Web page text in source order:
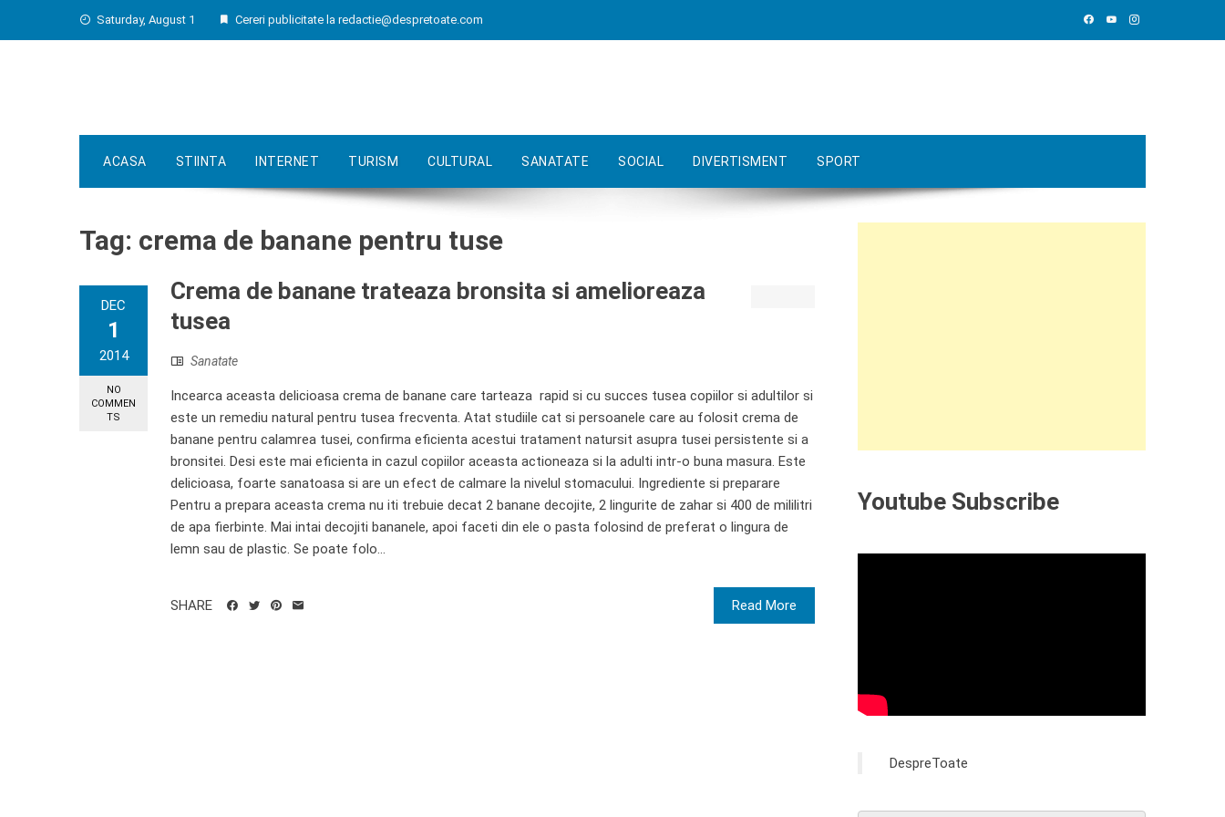
Saturday, August 1 Cereri publicitate la redactie@despretoate.com
ACASA STIINTA INTERNET TURISM CULTURAL SANATATE SOCIAL DIVERTISMENT SPORT
Tag: crema de banane pentru tuse
DEC
1
2014
NO
COMMEN
TS
Crema de banane trateaza bronsita si amelioreaza
tusea
Sanatate
Incearca aceasta delicioasa crema de banane care tarteaza rapid si cu succes tusea copiilor si adultilor si
este un remediu natural pentru tusea frecventa. Atat studiile cat si persoanele care au folosit crema de
banane pentru calamrea tusei, confirma eficienta acestui tratament natursit asupra tusei persistente si a
bronsitei. Desi este mai eficienta in cazul copiilor aceasta actioneaza si la adulti intr-o buna masura. Este
delicioasa, foarte sanatoasa si are un efect de calmare la nivelul stomacului. Ingrediente si preparare
Pentru a prepara aceasta crema nu iti trebuie decat 2 banane decojite, 2 lingurite de zahar si 400 de mililitri
de apa fierbinte. Mai intai decojiti bananele, apoi faceti din ele o pasta folosind de preferat o lingura de
lemn sau de plastic. Se poate folo...
Read More
SHARE
Youtube Subscribe
DespreToate